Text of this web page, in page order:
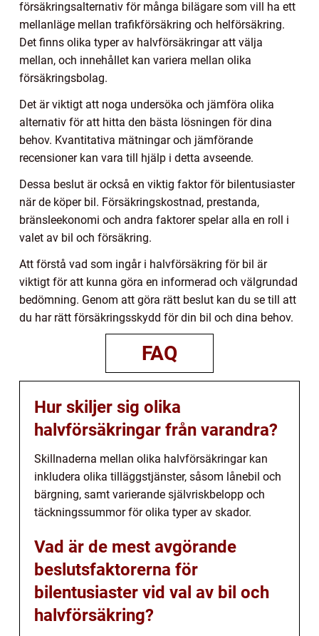
försäkringsalternativ för många bilägare som vill ha ett
mellanläge mellan trafikförsäkring och helförsäkring.
Det finns olika typer av halvförsäkringar att välja
mellan, och innehållet kan variera mellan olika
försäkringsbolag.
Det är viktigt att noga undersöka och jämföra olika
alternativ för att hitta den bästa lösningen för dina
behov. Kvantitativa mätningar och jämförande
recensioner kan vara till hjälp i detta avseende.
Dessa beslut är också en viktig faktor för bilentusiaster
när de köper bil. Försäkringskostnad, prestanda,
bränsleekonomi och andra faktorer spelar alla en roll i
valet av bil och försäkring.
Att förstå vad som ingår i halvförsäkring för bil är
viktigt för att kunna göra en informerad och välgrundad
bedömning. Genom att göra rätt beslut kan du se till att
du har rätt försäkringsskydd för din bil och dina behov.
FAQ
Hur skiljer sig olika
halvförsäkringar från varandra?
Skillnaderna mellan olika halvförsäkringar kan
inkludera olika tilläggstjänster, såsom lånebil och
bärgning, samt varierande självriskbelopp och
täckningssummor för olika typer av skador.
Vad är de mest avgörande
beslutsfaktorerna för
bilentusiaster vid val av bil och
halvförsäkring?